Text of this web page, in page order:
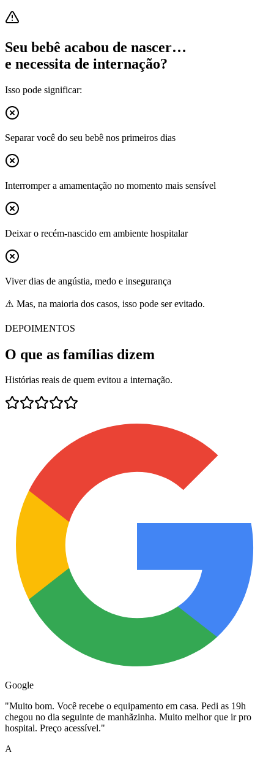
Seu bebê acabou de nascer…
e necessita de internação?
Isso pode significar:
Separar você do seu bebê nos primeiros dias
Interromper a amamentação no momento mais sensível
Deixar o recém-nascido em ambiente hospitalar
Viver dias de angústia, medo e insegurança
⚠️ Mas, na maioria dos casos, isso pode ser evitado.
DEPOIMENTOS
O que as famílias dizem
Histórias reais de quem evitou a internação.
Google
"Muito bom. Você recebe o equipamento em casa. Pedi as 19h
chegou no dia seguinte de manhãzinha. Muito melhor que ir pro
hospital. Preço acessível."
A